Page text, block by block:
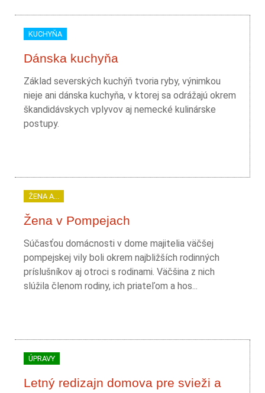
KUCHYŇA
Dánska kuchyňa
Základ severských kuchýň tvoria ryby, výnimkou
nieje ani dánska kuchyňa, v ktorej sa odrážajú okrem
škandidávskych vplyvov aj nemecké kulinárske
postupy.
ŽENA A...
Žena v Pompejach
Súčasťou domácnosti v dome majitelia väčšej
pompejskej vily boli okrem najbližších rodinných
príslušníkov aj otroci s rodinami. Väčšina z nich
slúžila členom rodiny, ich priateľom a hos...
ÚPRAVY
Letný redizajn domova pre svieži a